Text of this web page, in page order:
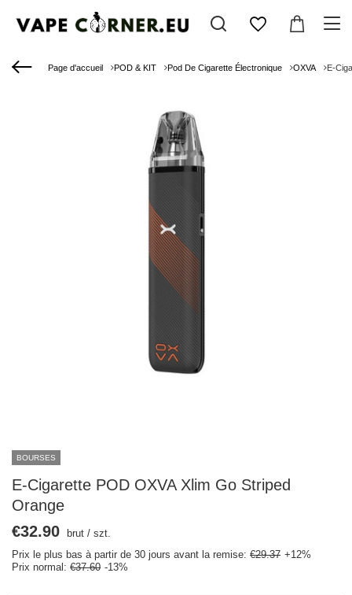
Page d'accueil POD & KIT Pod De Cigarette Électronique OXVA E-
BOURSES
E-Cigarette POD OXVA Xlim Go Striped
Orange
€32.90 brut / szt.
Prix le plus bas à partir de 30 jours avant la remise: €29.37 +12%
Prix normal: €37.60 -13%